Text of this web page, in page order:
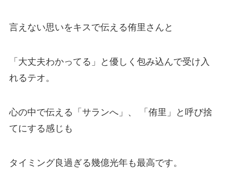
言えない思いをキスで伝える侑里さんと
「大丈夫わかってる」と優しく包み込んで受け入
れるテオ。
心の中で伝える「サランへ」、 「侑里」と呼び捨
てにする感じも
タイミング良過ぎる幾億光年も最高です。